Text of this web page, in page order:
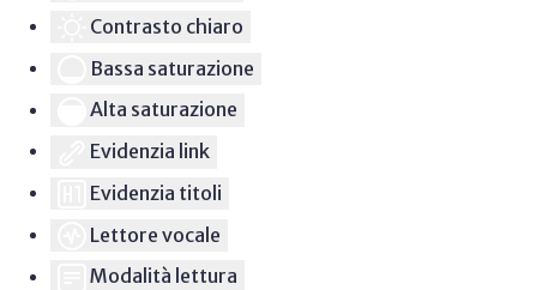
Contrasto chiaro
Bassa saturazione
Alta saturazione
Evidenzia link
Evidenzia titoli
Lettore vocale
Modalità lettura